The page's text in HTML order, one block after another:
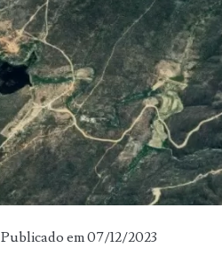
span>
Publicado em 07/12/2023